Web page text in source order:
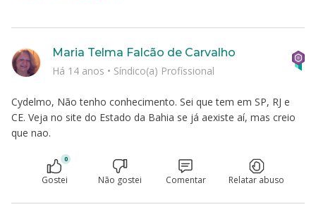
Cydelmo, Não tenho conhecimento. Sei que tem em SP, RJ e
CE. Veja no site do Estado da Bahia se já aexiste aí, mas creio
que nao.
Maria Telma Falcão de Carvalho
Há 14 anos • Síndico(a) Profissional
0
Gostei Não gostei Comentar Relatar abuso